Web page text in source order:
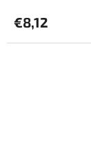
€8,12